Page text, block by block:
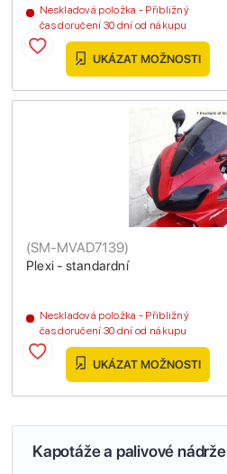
Neskladová položka - Přibližný
čas doručení 30 dní od nákupu
UKÁZAT MOŽNOSTI
Plexi - standardní
(SM-MVAD7139)
Neskladová položka - Přibližný
čas doručení 30 dní od nákupu
UKÁZAT MOŽNOSTI
Kapotáže a palivové nádrže